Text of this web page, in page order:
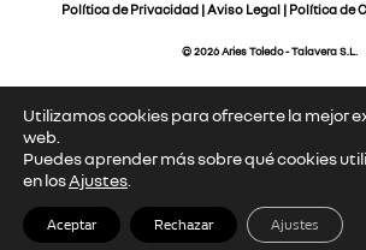
Política de Privacidad |Aviso Legal | Política de
© 2026 Aries Toledo - Talavera S.L.
Utilizamos cookies para ofrecerte la mejor
web.
Puedes aprender más sobre qué cookies
en losAjustes
Aceptar Rechazar Ajustes